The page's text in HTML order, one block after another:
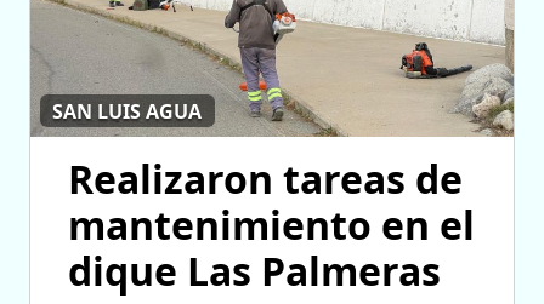
SAN LUIS AGUA
Realizaron tareas de
mantenimiento en el
dique Las Palmeras